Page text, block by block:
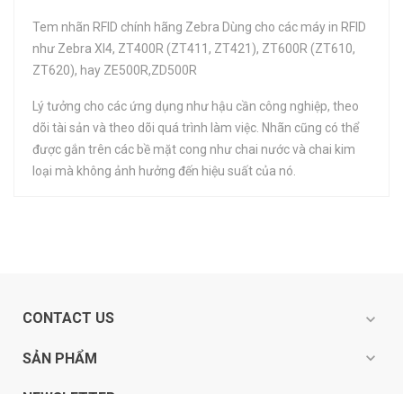
Tem nhãn RFID chính hãng Zebra Dùng cho các máy in RFID
như Zebra XI4, ZT400R (ZT411, ZT421), ZT600R (ZT610,
ZT620), hay ZE500R,ZD500R
Lý tưởng cho các ứng dụng như hậu cần công nghiệp, theo
dõi tài sản và theo dõi quá trình làm việc. Nhãn cũng có thể
được gắn trên các bề mặt cong như chai nước và chai kim
loại mà không ảnh hưởng đến hiệu suất của nó.
CONTACT US expand_more
SẢN PHẨM expand_more